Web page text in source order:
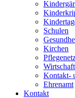
Schulen
Kirchen
Wirtschaft
Kontakt-
Ehrenamt
Kontakt